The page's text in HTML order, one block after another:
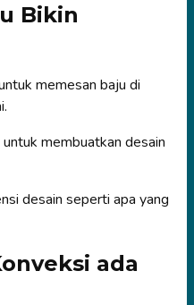
Bikin
memesan baju di
membuatkan desain
desain seperti apa yang
ada